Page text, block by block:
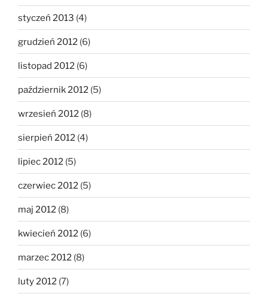
styczeń 2013 (4)
grudzień 2012 (6)
listopad 2012 (6)
październik 2012 (5)
wrzesień 2012 (8)
sierpień 2012 (4)
lipiec 2012 (5)
czerwiec 2012 (5)
maj 2012 (8)
kwiecień 2012 (6)
marzec 2012 (8)
luty 2012 (7)